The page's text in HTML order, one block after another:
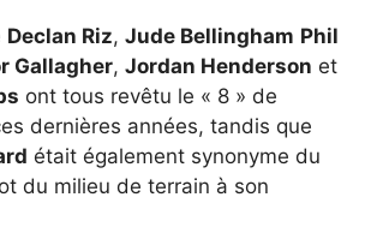
Declan Riz, Jude Bellingham Phil
Gallagher, Jordan Henderson et
ont tous revêtu le « 8 » de
dernières années, tandis que
était également synonyme du
du milieu de terrain à son